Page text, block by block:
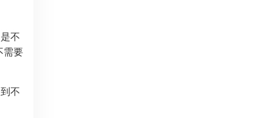
不
需要
不